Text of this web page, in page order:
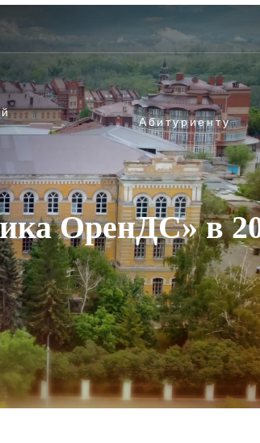
Абитуриенту
ОренДС» в